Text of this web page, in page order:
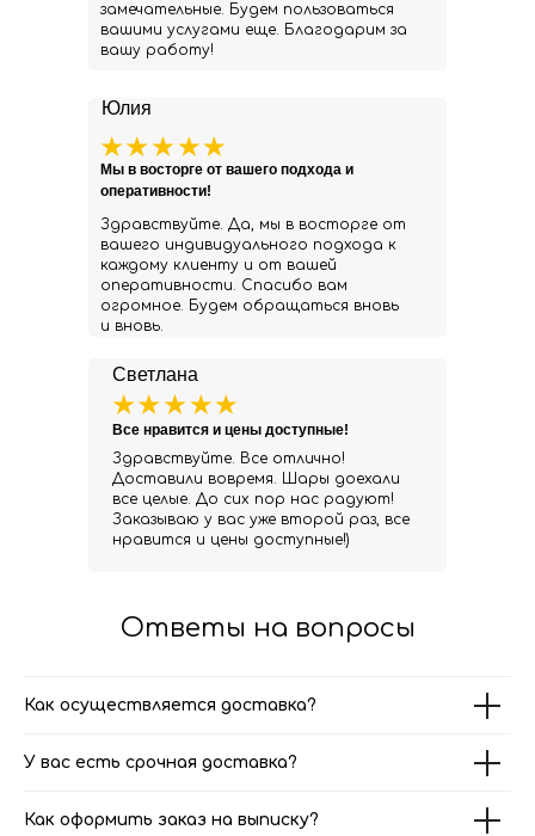
Юлия
Здравствуйте. Да, мы в восторге от
вашего индивидуального подхода к
каждому клиенту и от вашей
оперативности. Спасибо вам
огромное. Будем обращаться вновь
и вновь.
Мы в восторге от вашего подхода и
оперативности!
Светлана
Здравствуйте. Все отлично!
Доставили вовремя. Шары доехали
все целые. До сих пор нас радуют!
Заказываю у вас уже второй раз, все
нравится и цены доступные!)
Все нравится и цены доступные!
замечательные. Будем пользоваться
вашими услугами еще. Благодарим за
вашу работу!
Ответы на вопросы
Как осуществляется доставка?
У вас есть срочная доставка?
Как оформить заказ на выписку?